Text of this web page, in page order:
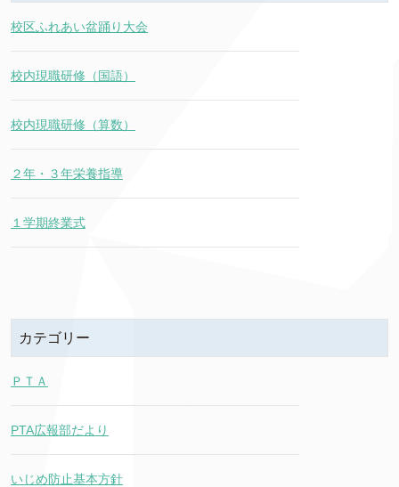
校区ふれあい盆踊り大会
校内現職研修（国語）
校内現職研修（算数）
２年・３年栄養指導
１学期終業式
カテゴリー
ＰＴＡ
PTA広報部だより
いじめ防止基本方針